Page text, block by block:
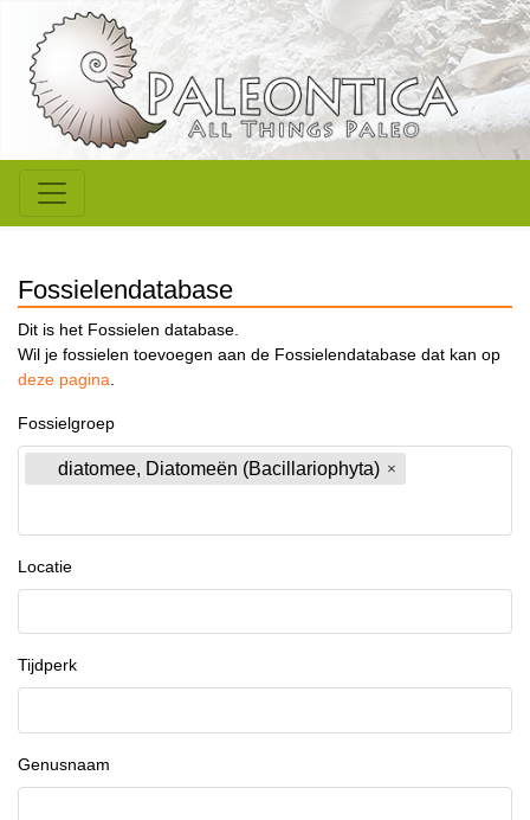
Fossielendatabase
Dit is het Fossielen database.
Wil je fossielen toevoegen aan de Fossielendatabase dat kan op
deze pagina.
Fossielgroep
diatomee, Diatomeën (Bacillariophyta)
Locatie
Tijdperk
Genusnaam